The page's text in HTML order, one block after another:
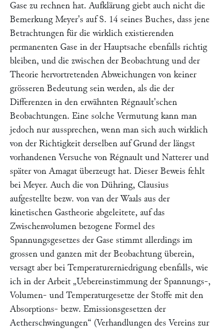
Gase zu rechnen hat. Aufklärung giebt auch nicht die
Bemerkung Meyer's auf S. 14 seines Buches, dass jene
Betrachtungen für die wirklich existierenden
permanenten Gase in der Hauptsache ebenfalls richtig
bleiben, und die zwischen der Beobachtung und der
Theorie hervortretenden Abweichungen von keiner
grösseren Bedeutung sein werden, als die der
Differenzen in den erwähnten Régnault'schen
Beobachtungen. Eine solche Vermutung kann man
jedoch nur aussprechen, wenn man sich auch wirklich
von der Richtigkeit derselben auf Grund der längst
vorhandenen Versuche von Régnault und Nattererund
später von Amagat überzeugt hat. Dieser Beweis fehlt
bei Meyer. Auch die von Dühring, Clausius
aufgestellte bezw. von van der Waals aus der
kinetischen Gastheorie abgeleitete, auf das
Zwischenvolumen bezogene Formel des
Spannungsgesetzes der Gase stimmt allerdings im
grossen und ganzen mit der Beobachtung überein,
versagt aber bei Temperaturerniedrigung ebenfalls, wie
ich in der Arbeit „Uebereinstimmung der Spannungs-,
Volumen- und Temperaturgesetze der Stoffe mit den
Absorptions- bezw. Emissionsgesetzen der
Aetherschwingungen“ (Verhandlungen des Vereins zur